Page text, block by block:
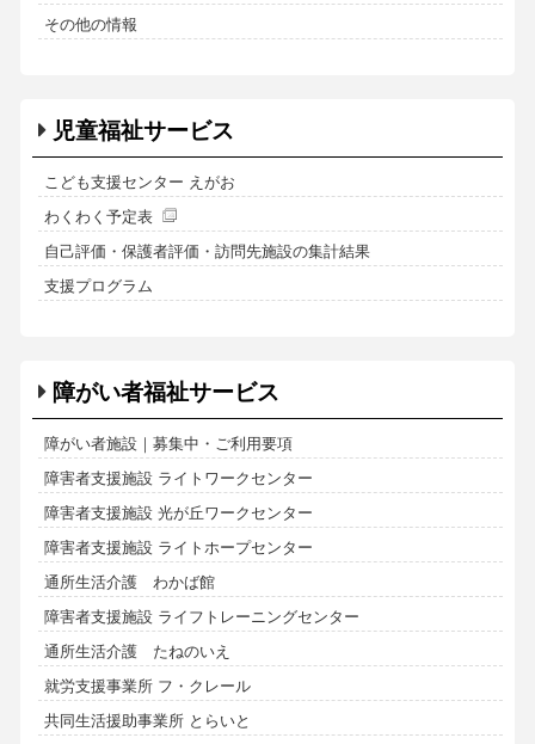
その他の情報
児童福祉サービス
こども支援センター えがお
わくわく予定表
自己評価・保護者評価・訪問先施設の集計結果
支援プログラム
障がい者福祉サービス
障がい者施設｜募集中・ご利用要項
障害者支援施設 ライトワークセンター
障害者支援施設 光が丘ワークセンター
障害者支援施設 ライトホープセンター
通所生活介護 わかば館
障害者支援施設 ライフトレーニングセンター
通所生活介護 たねのいえ
就労支援事業所 フ・クレール
共同生活援助事業所 とらいと